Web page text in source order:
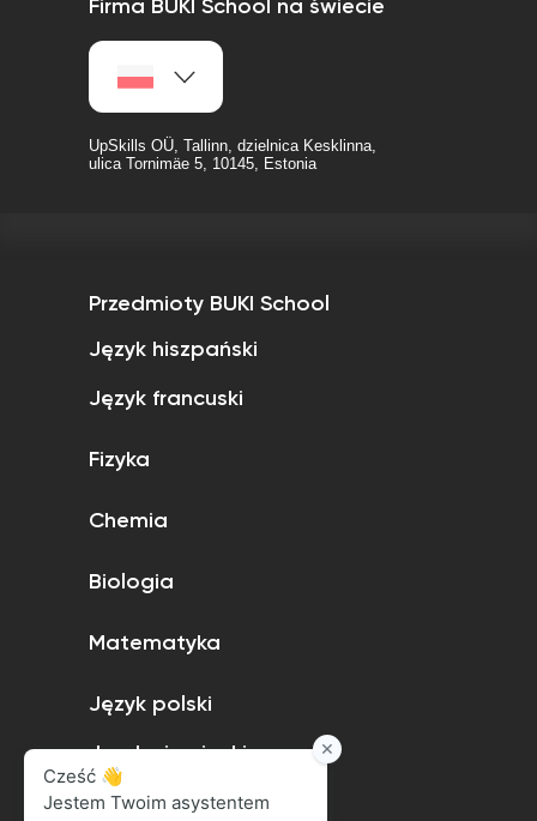
Firma BUKI School na świecie
UpSkills OÜ, Tallinn, dzielnica Kesklinna,
ulica Tornimäe 5, 10145, Estonia
Przedmioty BUKI School
Język hiszpański
Język francuski
Fizyka
Chemia
Biologia
Matematyka
Język polski
Język niemiecki
Język angielski